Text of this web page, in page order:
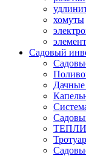
хомуты
Садовый